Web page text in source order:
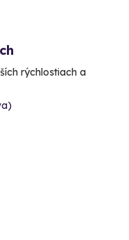
rýchlostiach a